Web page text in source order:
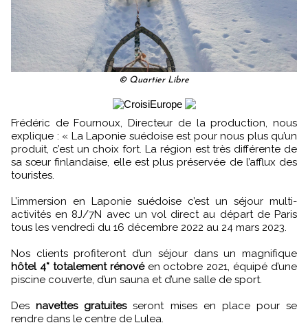
© Quartier Libre
Frédéric de Fournoux, Directeur de la production, nous
explique : « La Laponie suédoise est pour nous plus qu’un
produit, c’est un choix fort. La région est très différente de
sa sœur finlandaise, elle est plus préservée de l’afflux des
touristes.
L’immersion en Laponie suédoise c’est un séjour multi-
activités en 8J/7N avec un vol direct au départ de Paris
tous les vendredi du 16 décembre 2022 au 24 mars 2023.
Nos clients profiteront d’un séjour dans un magnifique
hôtel 4* totalement rénovéen octobre 2021, équipé d’une
piscine couverte, d’un sauna et d’une salle de sport.
Desnavettes gratuitesseront mises en place pour se
rendre dans le centre de Lulea.